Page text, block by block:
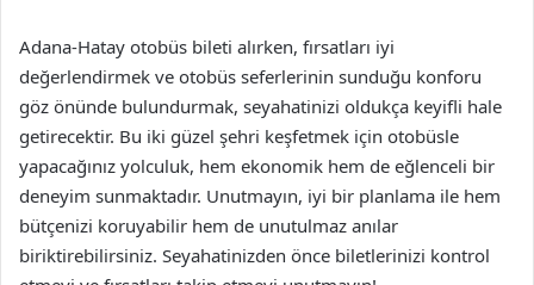
Adana-Hatay otobüs bileti alırken, fırsatları iyi
değerlendirmek ve otobüs seferlerinin sunduğu konforu
göz önünde bulundurmak, seyahatinizi oldukça keyifli hale
getirecektir. Bu iki güzel şehri keşfetmek için otobüsle
yapacağınız yolculuk, hem ekonomik hem de eğlenceli bir
deneyim sunmaktadır. Unutmayın, iyi bir planlama ile hem
bütçenizi koruyabilir hem de unutulmaz anılar
biriktirebilirsiniz. Seyahatinizden önce biletlerinizi kontrol